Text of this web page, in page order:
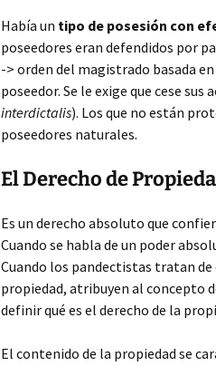
Había un tipo de posesión con
poseedores eran defendidos por
-> orden del magistrado basada en
poseedor. Se le exige que cese
interdictalis). Los que no están
poseedores naturales.
El Derecho de
Es un derecho absoluto que
Cuando se habla de un poder
Cuando los pandectistas tratan
propiedad, atribuyen al concepto
definir qué es el derecho de la
El contenido de la propiedad se